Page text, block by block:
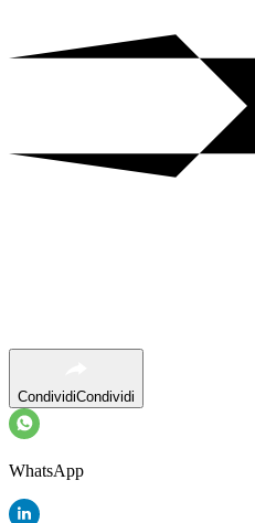
CondividiCondividi
WhatsApp